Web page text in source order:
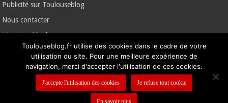
Publicité sur Toulouseblog
Nous contacter
Mentions légales
©2006-2026 Toulouse Blog | CNIL N° 1391640
Toulouseblog.fr utilise des cookies dans le cadre de votre
utilisation du site. Pour une meilleure expérience de
navigation, merci d'accepter l'utilisation de ces cookies.
J'accepte l'utilisation des cookies Je refuse tout cookie
En savoir plus